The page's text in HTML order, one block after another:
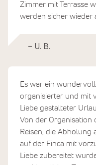
Zimmer mit Terrasse
werden sicher wieder
– U. B.
Es war ein
organisierter und mit
Liebe gestalteter
Von der Organisation
Reisen, die Abholung
auf der Finca mit
Liebe zubereitet